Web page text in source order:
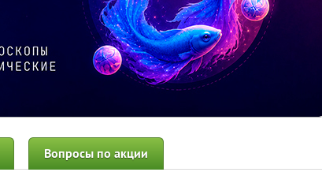
Вопросы по акции